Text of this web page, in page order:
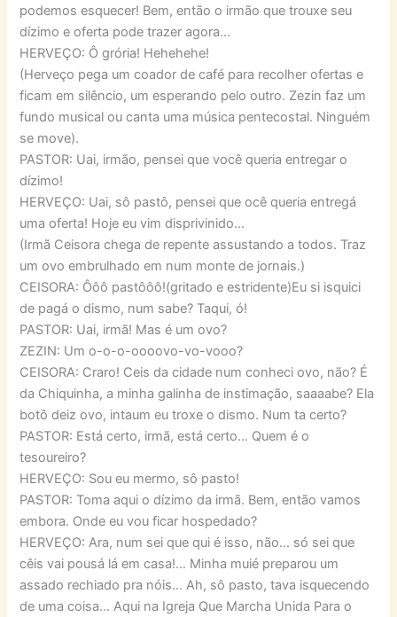
podemos esquecer! Bem, então o irmão que trouxe seu
dízimo e oferta pode trazer agora…
HERVEÇO: Ô grória! Hehehehe!
(Herveço pega um coador de café para recolher ofertas e
ficam em silêncio, um esperando pelo outro. Zezin faz um
fundo musical ou canta uma música pentecostal. Ninguém
se move).
PASTOR: Uai, irmão, pensei que você queria entregar o
dízimo!
HERVEÇO: Uai, sô pastô, pensei que ocê queria entregá
uma oferta! Hoje eu vim disprivinido…
(Irmã Ceisora chega de repente assustando a todos. Traz
um ovo embrulhado em num monte de jornais.)
CEISORA: Ôôô pastôôô!(gritado e estridente)Eu si isquici
de pagá o dismo, num sabe? Taqui, ó!
PASTOR: Uai, irmã! Mas é um ovo?
ZEZIN: Um o-o-o-oooovo-vo-vooo?
CEISORA: Craro! Ceis da cidade num conheci ovo, não? É
da Chiquinha, a minha galinha de instimação, saaaabe? Ela
botô deiz ovo, intaum eu troxe o dismo. Num ta certo?
PASTOR: Está certo, irmã, está certo… Quem é o
tesoureiro?
HERVEÇO: Sou eu mermo, sô pasto!
PASTOR: Toma aqui o dízimo da irmã. Bem, então vamos
embora. Onde eu vou ficar hospedado?
HERVEÇO: Ara, num sei que qui é isso, não… só sei que
cêis vai pousá lá em casa!… Minha muié preparou um
assado rechiado pra nóis… Ah, sô pasto, tava isquecendo
de uma coisa… Aqui na Igreja Que Marcha Unida Para o